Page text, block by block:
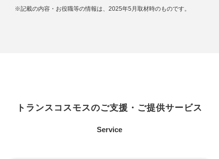
※記載の内容・お役職等の情報は、2025年5月取材時のものです。
トランスコスモスのご支援・ご提供サービス
Service